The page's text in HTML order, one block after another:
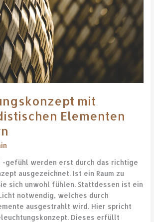
mit
Elementen
-gefühl werden erst durch das richtige
ausgezeichnet. Ist ein Raum zu
sich unwohl fühlen. Stattdessen ist ein
notwendig, welches durch
ausgestrahlt wird. Hier spricht
Dieses erfüllt